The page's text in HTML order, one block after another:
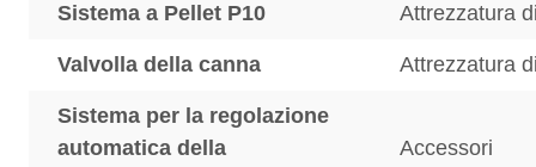
Sistema a Pellet P10 Attrezzatura
Valvolla della canna Attrezzatura
Sistema per la regolazione
automatica della
Accessori